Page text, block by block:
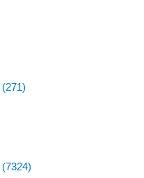
(271)
(7324)